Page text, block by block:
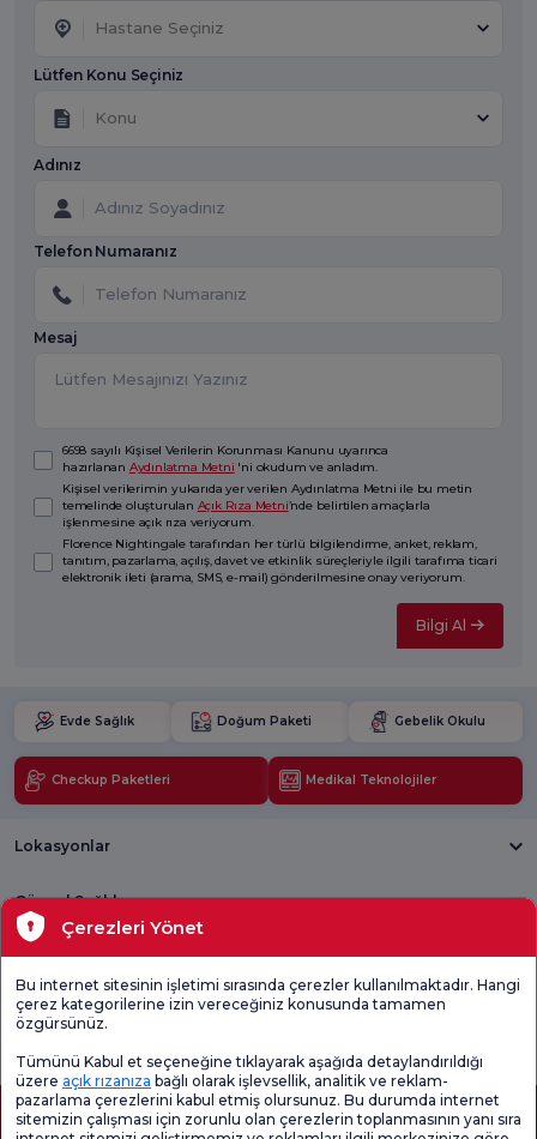
Hastane Seçiniz
Lütfen Konu Seçiniz
Konu
Adınız
Telefon Numaranız
Mesaj
6698 sayılı Kişisel Verilerin Korunması Kanunu uyarınca
hazırlanan Aydınlatma Metni 'ni okudum ve anladım.
Kişisel verilerimin yukarıda yer verilen Aydınlatma Metni ile bu metin
temelinde oluşturulan Açık Rıza Metni’nde belirtilen amaçlarla
işlenmesine açık rıza veriyorum.
Florence Nightingale tarafından her türlü bilgilendirme, anket, reklam,
tanıtım, pazarlama, açılış, davet ve etkinlik süreçleriyle ilgili tarafıma ticari
elektronik ileti (arama, SMS, e-mail) gönderilmesine onay veriyorum.
Bilgi Al
Evde Sağlık Doğum Paketi Gebelik Okulu
Checkup Paketleri Medikal Teknolojiler
Lokasyonlar
Güncel Sağlık
Tıbbi Birimler
Genel
Memnuniyet
Çerezleri Yönet
Bu internet sitesinin işletimi sırasında çerezler kullanılmaktadır. Hangi
çerez kategorilerine izin vereceğiniz konusunda tamamen
özgürsünüz.
Tümünü Kabul et seçeneğine tıklayarak aşağıda detaylandırıldığı
üzere açık rızanıza bağlı olarak işlevsellik, analitik ve reklam-
pazarlama çerezlerini kabul etmiş olursunuz. Bu durumda internet
sitemizin çalışması için zorunlu olan çerezlerin toplanmasının yanı sıra